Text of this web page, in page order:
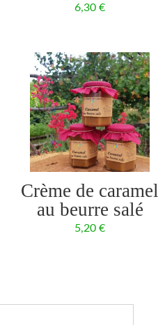
6,30€
Crème de caramel
au beurre salé
5,20€